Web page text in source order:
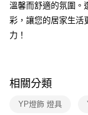
【關於「AFTEE先享後
AFTEE先享後付是「
便利好安心！
１．簡單：不需註冊會
【「AFTEE先享後付」
１．於結帳方式選擇「
結帳頁面，進行簡訊
每筆NT$180，滿
溫馨而舒適的氛圍。
彩，讓您的居家生活
力！
相關分類
YP燈飾 燈具